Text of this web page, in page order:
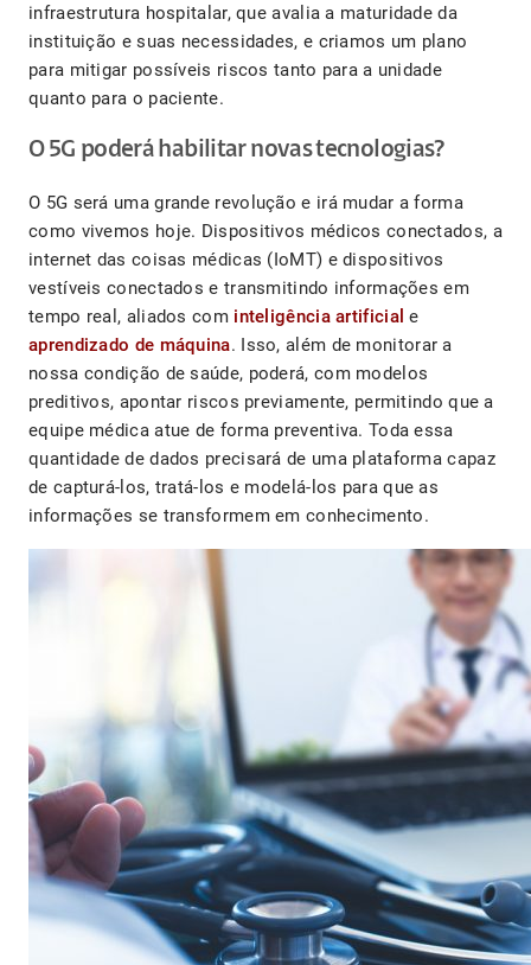
infraestrutura hospitalar, que avalia a maturidade da
instituição e suas necessidades, e criamos um plano
para mitigar possíveis riscos tanto para a unidade
quanto para o paciente.
O 5G poderá habilitar novas tecnologias?
O 5G será uma grande revolução e irá mudar a forma
como vivemos hoje. Dispositivos médicos conectados, a
internet das coisas médicas (IoMT) e dispositivos
vestíveis conectados e transmitindo informações em
tempo real, aliados com inteligência artificial e
aprendizado de máquina. Isso, além de monitorar a
nossa condição de saúde, poderá, com modelos
preditivos, apontar riscos previamente, permitindo que a
equipe médica atue de forma preventiva. Toda essa
quantidade de dados precisará de uma plataforma capaz
de capturá-los, tratá-los e modelá-los para que as
informações se transformem em conhecimento.